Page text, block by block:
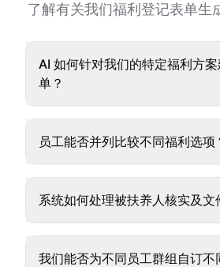
了解有关我们福利登记表单生
AI 如何针对我们的特定福利方
单？
员工能否并列比较不同福利选项
系统如何处理被扶养人核实及文
我们能否为不同员工群组自订不